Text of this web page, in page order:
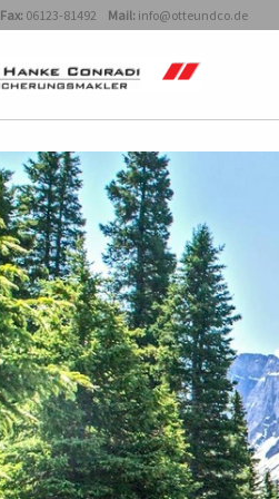
Fax: 06123-81492 Mail: info@otteundco.de